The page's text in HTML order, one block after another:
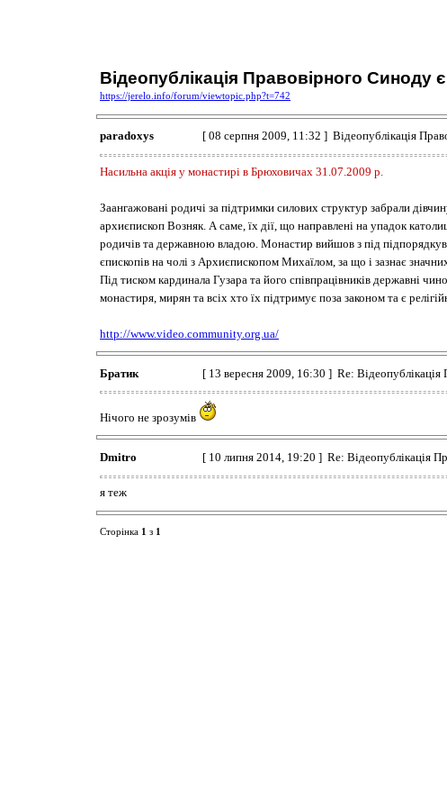
Відеопублікація Правовірного Синоду
https://jerelo.info/forum/viewtopic.php?t=742
paradoxys [ 08 серпня 2009, 11:32 ] Відеопублікація
Насильна акція у монастирі в Брюховичах 31.07.2009 р.
Заангажовані родичі за підтримки силових структур забрали
архиєпископ Возняк. А саме, їх дії, що направлені на упадок
родичів та державною владою. Монастир вийшов з під
єпископів на чолі з Архиєпископом Михаїлом, за що і зазнає
Під тиском кардинала Гузара та його співпрацівників державні
монастиря, мирян та всіх хто їх підтримує поза законом та є
http://www.video.community.org.ua/
Братик [ 13 вересня 2009, 16:30 ] Re:
Нічого не зрозумів
Dmitro [ 10 липня 2014, 19:20 ] Re: Відеопублікація
я теж
Сторінка 1 з 1